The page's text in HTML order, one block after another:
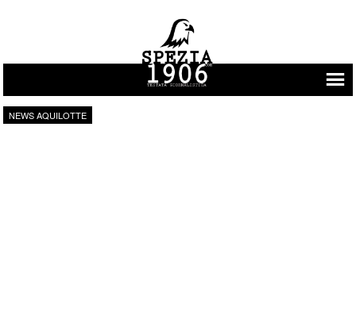
Vai al contenuto
NEWS AQUILOTTE